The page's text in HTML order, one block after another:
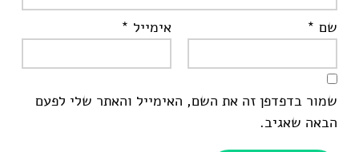
שם * אימייל *
שמור בדפדפן זה את השם, האימייל והאתר שלי לפעם
הבאה שאגיב.